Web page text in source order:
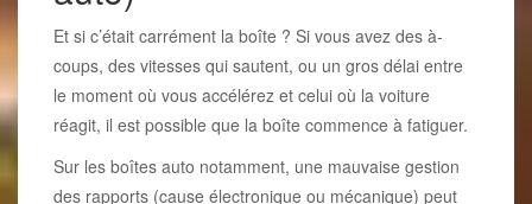
Et si c’était carrément la boîte ? Si vous avez des à-
coups, des vitesses qui sautent, ou un gros délai entre
le moment où vous accélérez et celui où la voiture
réagit, il est possible que la boîte commence à fatiguer.
Sur les boîtes auto notamment, une mauvaise gestion
des rapports (cause électronique ou mécanique) peut